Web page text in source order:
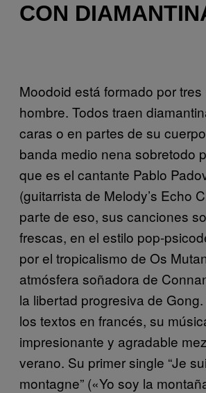
CON
Moodoid está formado por
hombre. Todos traen
caras o en partes de su
banda medio nena sobretodo
que es el cantante Pablo
(guitarrista de Melody’s Echo
parte de eso, sus canciones
frescas, en el estilo pop-
por el tropicalismo de Os
atmósfera soñadora de
la libertad progresiva de
los textos en francés, su
impresionante y agradable
verano. Su primer single “Je
montagne” («Yo soy la